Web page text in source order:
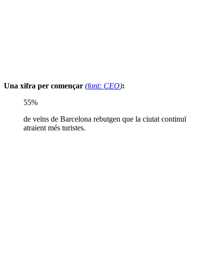
Una xifra per començar (font: CEO):
55%
de veïns de Barcelona rebutgen que la ciutat continuï
atraient més turistes.